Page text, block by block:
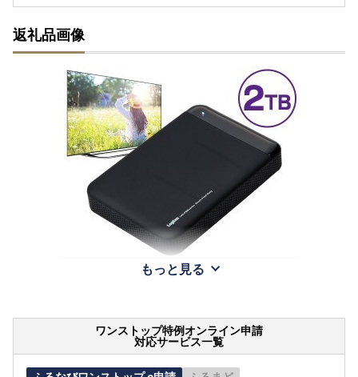
返礼品画像
もっと見る
ワンストップ特例オンライン申請
対応サービス一覧